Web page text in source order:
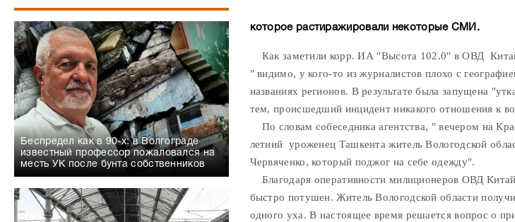
Беспредел как в 90-х: в Волгограде
известный профессор пожаловался на
месть УК после бунта собственников
которое растиражировали некоторые СМИ.
Как заметили корр. ИА "Высота 102.0" в ОВД
" видимо, у кого-то из журналистов плохо с
названиях регионов. В результате была запущена
тем, происшедший инцидент никакого отношения к
По словам собеседника агентства, " вечером на
летний уроженец Ташкента житель Вологодской
Червяченко, который поджог на себе одежду".
Благодаря оперативности милиционеров ОВД
быстро потушен. Житель Вологодской области
одного уха. В настоящее время решается вопрос о